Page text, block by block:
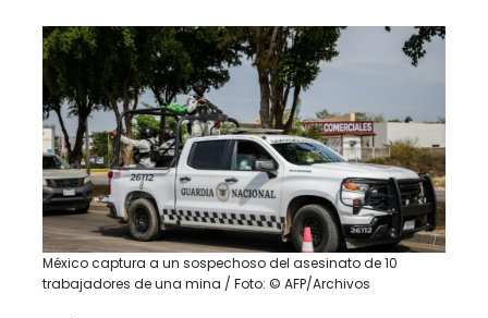
México captura a un sospechoso del asesinato de 10
trabajadores de una mina / Foto: © AFP/Archivos